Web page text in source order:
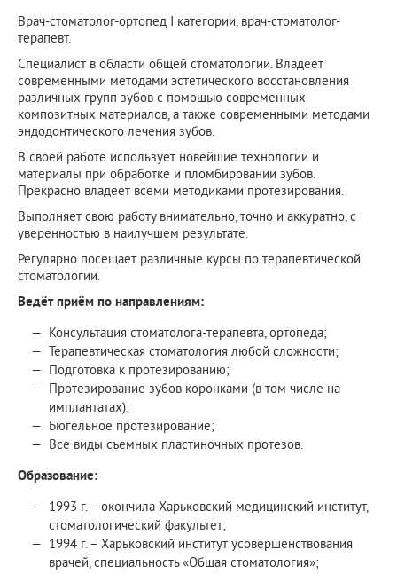
Врач-стоматолог-ортопед I категории, врач-стоматолог-
терапевт.
Специалист в области общей стоматологии. Владеет
современными методами эстетического восстановления
различных групп зубов с помощью современных
композитных материалов, а также современными методами
эндодонтического лечения зубов.
В своей работе использует новейшие технологии и
материалы при обработке и пломбировании зубов.
Прекрасно владеет всеми методиками протезирования.
Выполняет свою работу внимательно, точно и аккуратно, с
уверенностью в наилучшем результате.
Регулярно посещает различные курсы по терапевтической
стоматологии.
Ведёт приём по направлениям:
Консультация стоматолога-терапевта, ортопеда;
Терапевтическая стоматология любой сложности;
Подготовка к протезированию;
Протезирование зубов коронками (в том числе на
имплантатах);
Бюгельное протезирование;
Все виды съемных пластиночных протезов.
Образование:
1993 г. – окончила Харьковский медицинский институт,
стоматологический факультет;
1994 г. – Харьковский институт усовершенствования
врачей, специальность «Общая стоматология»;